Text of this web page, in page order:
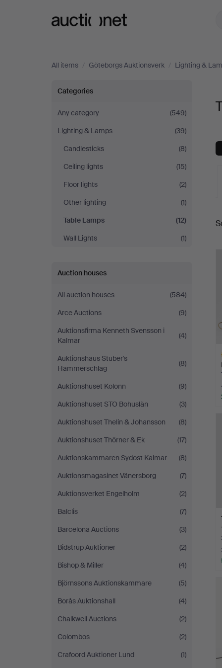
All items / Göteborgs Auktionsverk / Lighting &
Table
Lamps
at
Göteborgs
Auktionsverk
Categories
Any category
(549)
Lighting & Lamps
(39)
Candlesticks
(8)
Ceiling lights
(15)
Floor lights
(2)
Other lighting
(1)
Table Lamps
(12)
Wall Lights
(1)
Auction houses
All auction houses
(584)
Arce Auctions
(9)
Auktionsfirma Kenneth Svensson i
Kalmar
(4)
Auktionshaus Stuber's
Hammerschlag
(8)
Auktionshuset Kolonn
(9)
Auktionshuset STO Bohuslän
(3)
Auktionshuset Thelin & Johansson
(8)
Auktionshuset Thörner & Ek
(17)
Auktionskammaren Sydost Kalmar
(8)
Auktionsmagasinet Vänersborg
(7)
Auktionsverket Engelholm
(2)
Balclis
(7)
Barcelona Auctions
(3)
Bidstrup Auktioner
(2)
Bishop & Miller
(4)
Björnssons Auktionskammare
(5)
Borås Auktionshall
(4)
Chalkwell Auctions
(2)
Colombos
(2)
Crafoord Auktioner Lund
(1)